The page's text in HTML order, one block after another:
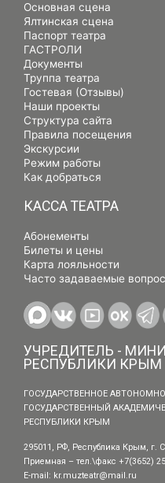
Основная сцена
Ялтинская сцена
Паспорт театра
ГАСТРОЛИ
Документы
Труппа театра
Гостевая (Отзывы)
Наши проекты
Структура сайта
Правила посещения
Экскурсии
Режим работы
Как добраться
КАССА ТЕАТРА
Абонементы
Билеты и цены
Карта лояльности
Часто задаваемые
УЧРЕДИТЕЛЬ -
РЕСПУБЛИКИ КРЫМ
ГОСУДАРСТВЕННОЕ
ГОСУДАРСТВЕННЫЙ
РЕСПУБЛИКИ КРЫМ
295011, РФ, Республика Крым, г.
Приемная – тел.\факс +7(3652)
E-mail: kr.muzteatr@mail.ru